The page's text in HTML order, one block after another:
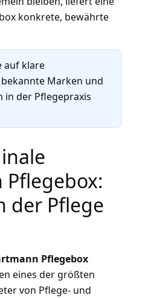
konkrete, bewährte
auf klare
Marken und
in der Pflegepraxis
der Pflege
Pflegebox
eines der größten
von Pflege- und